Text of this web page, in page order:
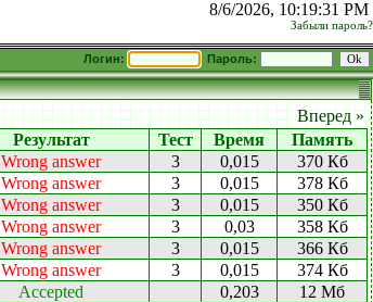
8/6/2026, 10:19:31 PM
Забыли пароль?
Логин: Пароль:
Вперед »
Результат Тест Время
Память
Wrong answer 3 0,015
370 Кб
Wrong answer 3 0,015
378 Кб
Wrong answer 3 0,015
350 Кб
Wrong answer 3 0,03
358 Кб
Wrong answer 3 0,015
366 Кб
Wrong answer 3 0,015
374 Кб
Accepted 0,203
12 Мб